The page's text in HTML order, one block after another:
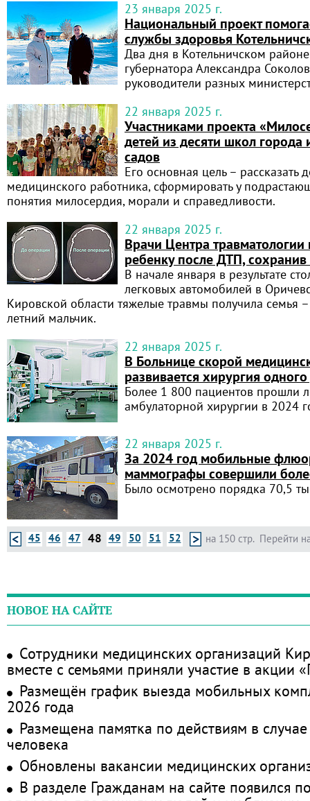
23 января 2025 г.
Национальный проект
службы здоровья
Два дня в Котельничском
губернатора Александра
руководители разных
22 января 2025 г.
Участниками проекта
детей из десяти школ города
садов
Его основная цель – рассказать
медицинского работника, сформировать у
понятия милосердия, морали и справедливости.
22 января 2025 г.
Врачи Центра
ребенку после ДТП,
В начале января в результате
легковых автомобилей в
Кировской области тяжелые травмы получила семья
летний мальчик.
22 января 2025 г.
В Больнице скорой
развивается хирургия
Более 1 800 пациентов прошли
амбулаторной хирургии в 2024
22 января 2025 г.
За 2024 год мобильные
маммографы совершили
Было осмотрено порядка 70,5
Перейти
45 46 47 48 49 50 51 52 на 150 стр.
НОВОЕ НА САЙТЕ
Сотрудники медицинских организаций
вместе с семьями приняли участие в акции
Размещён график выезда мобильных
2026 года
Размещена памятка по действиям в
человека
Обновлены вакансии медицинских
В разделе Гражданам на сайте появился